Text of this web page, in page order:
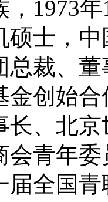
1973
硕士，
总裁、
金创始
长、北
会青年
届全国